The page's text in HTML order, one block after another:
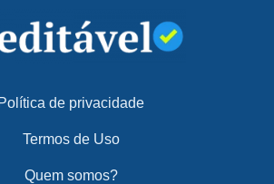
Política de privacidade
Termos de Uso
Quem somos?